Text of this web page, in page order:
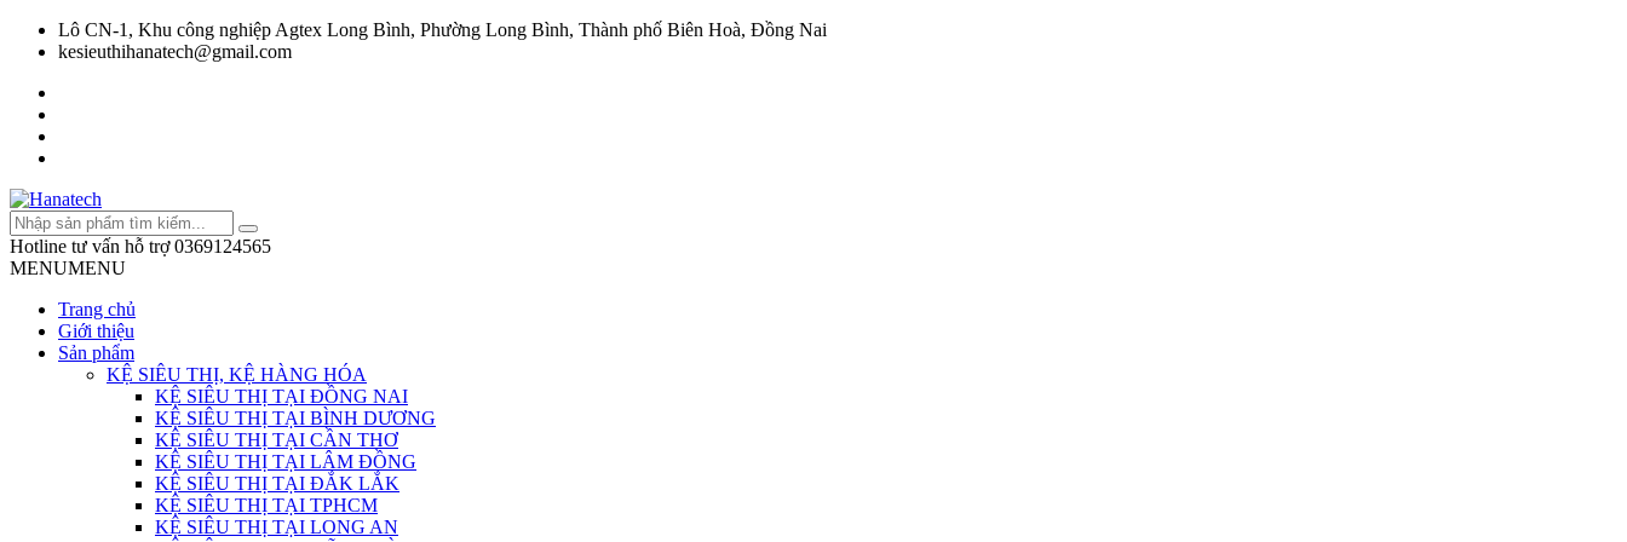
Lô CN-1, Khu công nghiệp Agtex Long Bình, Phường Long Bình, Thành phố Biên Hoà, Đồng Nai
kesieuthihanatech@gmail.com
Hotline tư vấn hỗ trợ 0369124565
MENUMENU
Trang chủ
Giới thiệu
Sản phẩm
KỆ SIÊU THỊ, KỆ HÀNG HÓA
KỆ SIÊU THỊ TẠI ĐỒNG NAI
KỆ SIÊU THỊ TẠI BÌNH DƯƠNG
KỆ SIÊU THỊ TẠI CẦN THƠ
KỆ SIÊU THỊ TẠI LÂM ĐỒNG
KỆ SIÊU THỊ TẠI ĐẮK LẮK
KỆ SIÊU THỊ TẠI TPHCM
KỆ SIÊU THỊ TẠI LONG AN